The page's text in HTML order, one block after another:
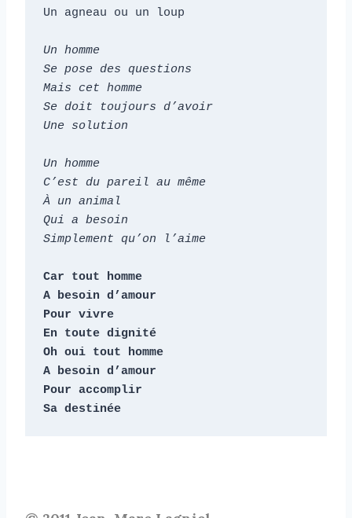
Un agneau ou un loup
Un homme
Se pose des questions
Mais cet homme
Se doit toujours d’avoir
Une solution
Un homme
C’est du pareil au même
À un animal
Qui a besoin
Simplement qu’on l’aime
Car tout homme
A besoin d’amour
Pour vivre
En toute dignité
Oh oui tout homme
A besoin d’amour
Pour accomplir
Sa destinée